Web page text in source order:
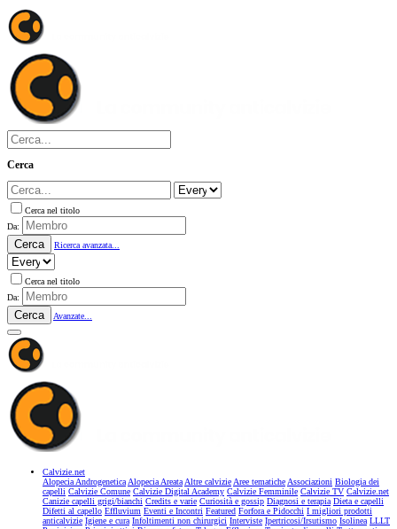
Cerca
Cerca nel titolo
Da:
Cerca Ricerca avanzata...
Cerca nel titolo
Da:
Cerca Avanzate...
Calvizie.net
Alopecia AndrogeneticaAlopecia AreataAltre calvizieAree tematicheAssociazioni Biologia dei
capelli Calvizie Comune Calvizie Digital Academy Calvizie Femminile Calvizie TV Calvizie.net
Canizie capelli grigi/bianchi Credits e varie Curiosità e gossip Diagnosi e terapia Dieta e capelli
Difetti al capello Effluvium Eventi e Incontri Featured Forfora e Pidocchi I migliori prodotti
anticalvizie Igiene e cura Infoltimenti non chirurgici Interviste Ipertricosi/Irsutismo Isolinea LLLT